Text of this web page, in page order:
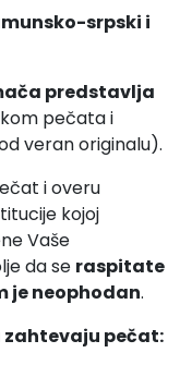
srpski i
predstavlja
pečata i
veran originalu).
i overu
kojoj
Vaše
da se raspitate
je neophodan.
zahtevaju pečat: